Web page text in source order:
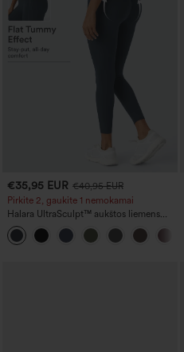
€35,95 EUR €40,95 EUR
Pirkite 2, gaukite 1 nemokamai
Halara UltraSculpt™ aukštos liemens
treniruočių tamprės su susitraukiančia
užpakaline dalimi (pakeliančia užpakalį),
pilvo kontrole ir kišene